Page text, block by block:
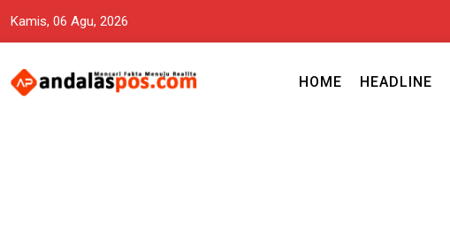
Kamis, 06 Agu, 2026
HOME HEADLINE